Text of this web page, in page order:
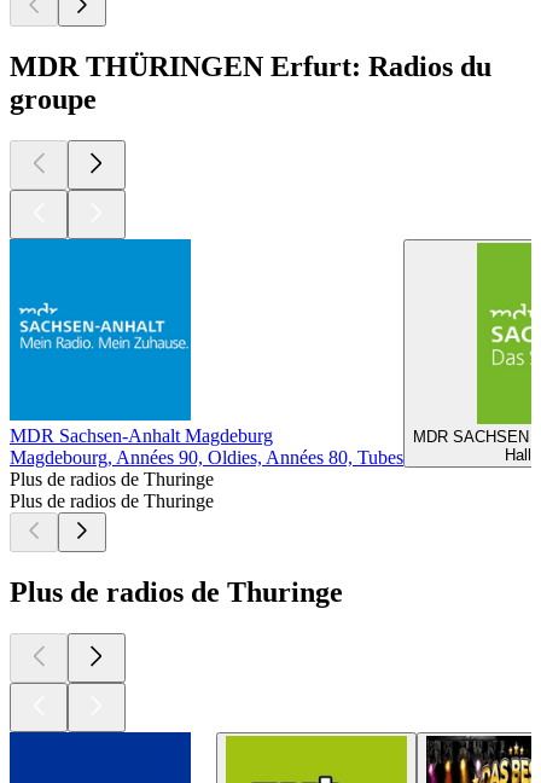
MDR THÜRINGEN Erfurt: Radios du
groupe
MDR Sachsen-Anhalt Magdeburg
Magdebourg, Années 90, Oldies, Années 80, Tubes
MDR SACHSEN
Plus de radios de Thuringe
Plus de radios de Thuringe
Plus de radios de Thuringe